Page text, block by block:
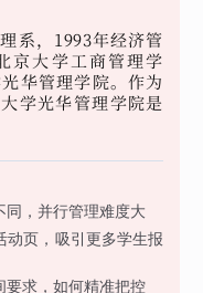
系，1993年经济管
京大学工商管理学
华管理学院。作为
学光华管理学院是
，并行管理难度大
动页，吸引更多学生报
要求，如何精准把控